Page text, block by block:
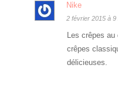
Nike
2 février 2015 à 9
Les crêpes
crêpes
délicieuses.